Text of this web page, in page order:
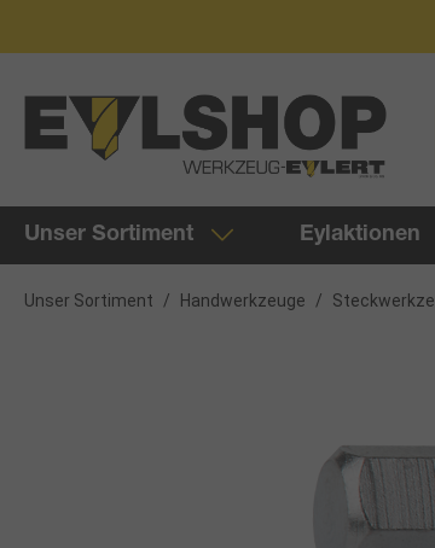
Unser Sortiment Eylaktionen
Unser Sortiment / Handwerkzeuge /